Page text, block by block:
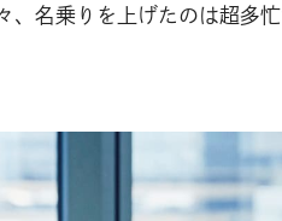
名乗りを上げたのは超多